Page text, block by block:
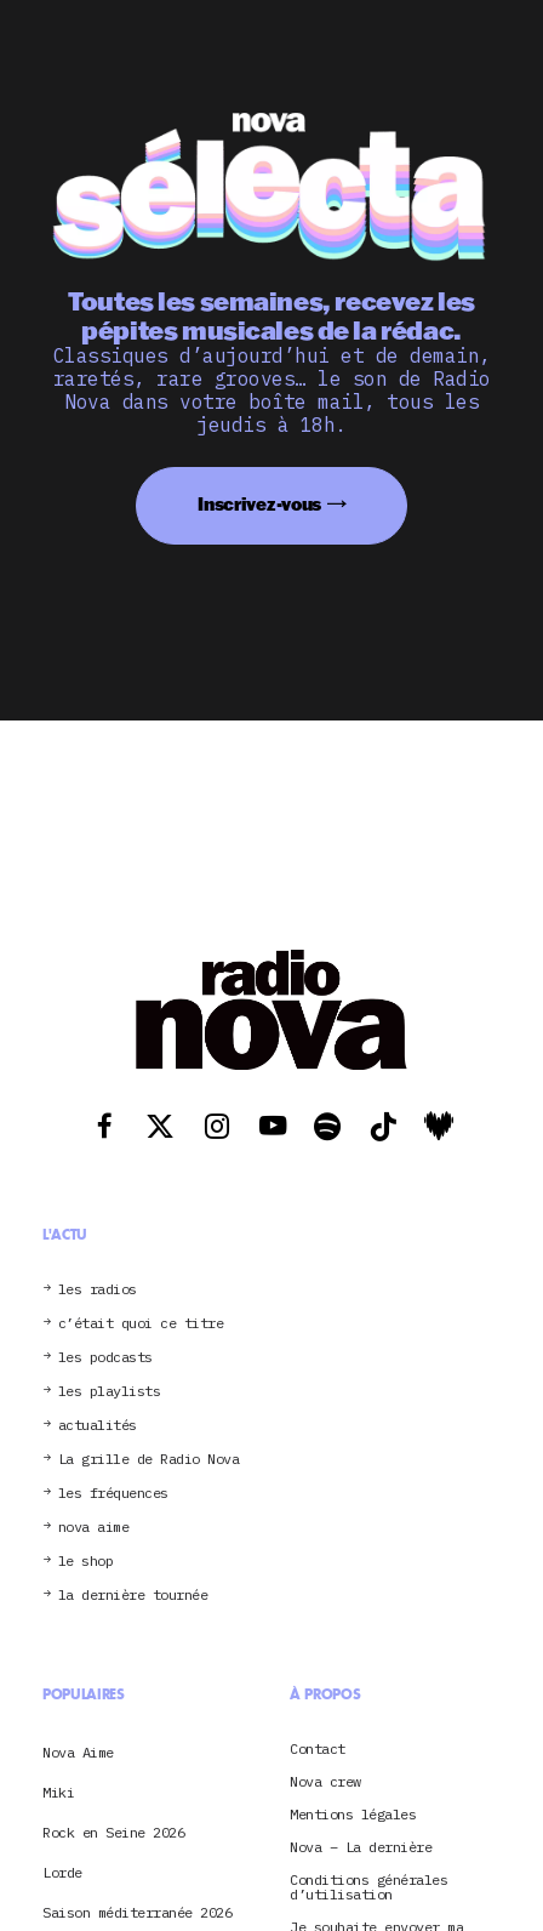
Toutes les semaines, recevez les
pépites musicales de la rédac.
Classiques d’aujourd’hui et de demain,
raretés, rare grooves… le son de Radio
Nova dans votre boîte mail, tous les
jeudis à 18h.
Inscrivez-vous
L'ACTU
les radios
c’était quoi ce titre
les podcasts
les playlists
actualités
La grille de Radio Nova
les fréquences
nova aime
le shop
la dernière tournée
POPULAIRES
Nova Aime
Miki
Rock en Seine 2026
Lorde
Saison méditerranée 2026
À PROPOS
Contact
Nova crew
Mentions légales
Nova – La dernière
Conditions générales
d’utilisation
Je souhaite envoyer ma